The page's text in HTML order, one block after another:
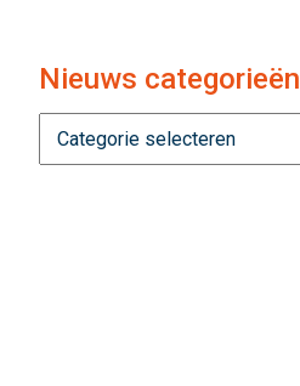
Nieuws categorieën
categorieën